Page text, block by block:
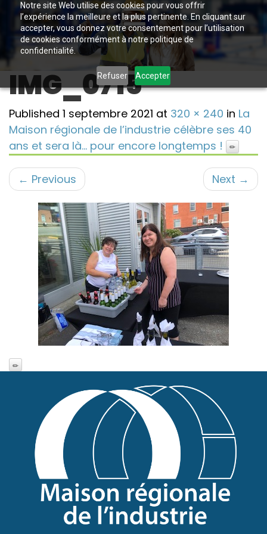
Notre site Web utilise des cookies pour vous offrir
l’expérience la meilleure et la plus pertinente. En cliquant sur
accepter, vous donnez votre consentement pour l’utilisation
de cookies conformément à notre politique de
confidentialité.
Refuser Accepter
IMG_0715
Published 1 septembre 2021 at 320 × 240 in La
Maison régionale de l’industrie célèbre ses 40
ans et sera là… pour encore longtemps !
← Previous Next →